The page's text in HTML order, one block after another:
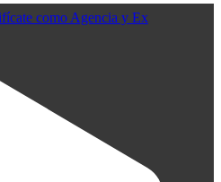
como Agencia y Ex